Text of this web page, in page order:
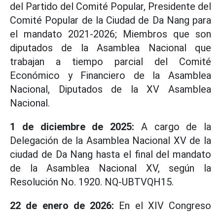
del Partido del Comité Popular, Presidente del
Comité Popular de la Ciudad de Da Nang para
el mandato 2021-2026; Miembros que son
diputados de la Asamblea Nacional que
trabajan a tiempo parcial del Comité
Económico y Financiero de la Asamblea
Nacional, Diputados de la XV Asamblea
Nacional.
1 de diciembre de 2025: A cargo de la
Delegación de la Asamblea Nacional XV de la
ciudad de Da Nang hasta el final del mandato
de la Asamblea Nacional XV, según la
Resolución No. 1920. NQ-UBTVQH15.
22 de enero de 2026: En el XIV Congreso